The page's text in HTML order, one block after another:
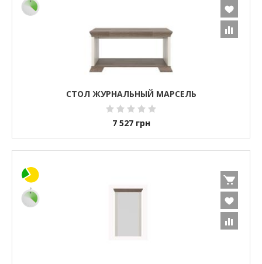
СТОЛ ЖУРНАЛЬНЫЙ МАРСЕЛЬ
7 527 грн